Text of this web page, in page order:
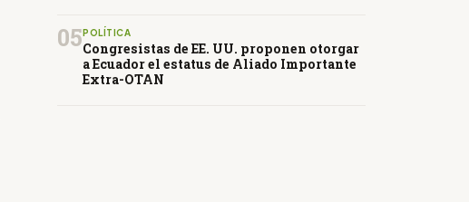
05 POLÍTICA
Congresistas de EE. UU. proponen otorgar
a Ecuador el estatus de Aliado Importante
Extra-OTAN